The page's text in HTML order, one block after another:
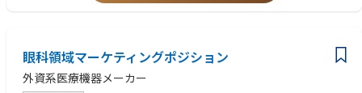
ローを設計・実装し、オフラインアトリビューションを検証します）。
・測定とデータ統合（UTM/タグ/データレイヤー設計、GTMガバナンス、
ファーストパーティデータの取得と同意管理、CRMへのイベント転送）。
眼科領域マーケティングポジション
外資系医療機器メーカー